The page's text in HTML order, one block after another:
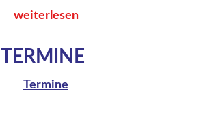
weiterlesen
TERMINE
Termine